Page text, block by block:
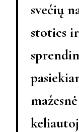
svečių
stoties